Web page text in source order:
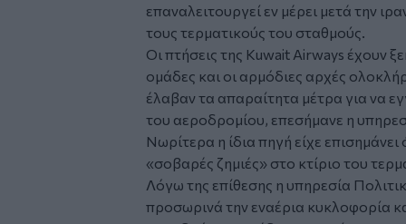
επαναλειτουργεί εν μέρει μετά την
τους τερματικούς του σταθμούς.
Οι πτήσεις της Kuwait Airways έχουν
ομάδες και οι αρμόδιες αρχές
έλαβαν τα απαραίτητα μέτρα για να
του αεροδρομίου, επεσήμανε η
Νωρίτερα η ίδια πηγή είχε
«σοβαρές ζημιές» στο κτίριο του
Λόγω της επίθεσης η υπηρεσία
προσωρινά την εναέρια κυκλοφορία